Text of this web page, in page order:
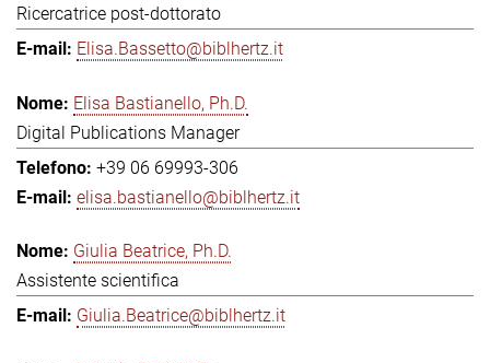
Ricercatrice post-dottorato
Elisa.Bassetto@biblhertz.it
Elisa Bastianello, Ph.D.
Digital Publications Manager
+39 06 69993-306
elisa.bastianello@biblhertz.it
Giulia Beatrice, Ph.D.
Assistente scientifica
Giulia.Beatrice@biblhertz.it